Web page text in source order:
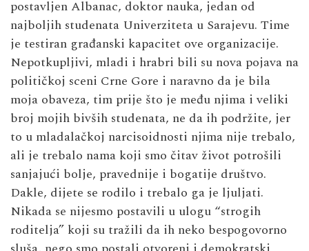
postavljen Albanac, doktor nauka, jedan od
najboljih studenata Univerziteta u Sarajevu. Time
je testiran građanski kapacitet ove organizacije.
Nepotkupljivi, mladi i hrabri bili su nova pojava na
političkoj sceni Crne Gore i naravno da je bila
moja obaveza, tim prije što je među njima i veliki
broj mojih bivših studenata, ne da ih podržite, jer
to u mladalačkoj narcisoidnosti njima nije trebalo,
ali je trebalo nama koji smo čitav život potrošili
sanjajući bolje, pravednije i bogatije društvo.
Dakle, dijete se rodilo i trebalo ga je ljuljati.
Nikada se nijesmo postavili u ulogu “strogih
roditelja” koji su tražili da ih neko bespogovorno